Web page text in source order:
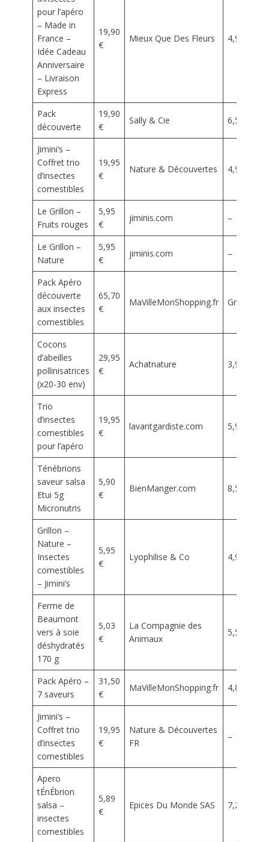
pour l’apéro
– Made in
France –
Idée Cadeau
Anniversaire
– Livraison
Express
19,90
€
Mieux Que Des Fleurs 4,90 €
Pack
découverte
19,90
€
Sally & Cie 6,50 €
Jimini’s –
Coffret trio
d’insectes
comestibles
19,95
€
Nature & Découvertes 4,99 €
Le Grillon –
Fruits rouges
5,95
€
jiminis.com –
Le Grillon –
Nature
5,95
€
jiminis.com –
Pack Apéro
découverte
aux insectes
comestibles
65,70
€
MaVilleMonShopping.fr Gratuit
Cocons
d’abeilles
pollinisatrices
(x20-30 env)
29,95
€
Achatnature 3,90 €
Trio
d’insectes
comestibles
pour l’apéro
19,95
€
lavantgardiste.com 5,95 €
Ténébrions
saveur salsa
Etui 5g
Micronutris
5,90
€
BienManger.com 8,50 €
Grillon –
Nature –
Insectes
comestibles
– Jimini’s
5,95
€
Lyophilise & Co 4,95 €
Ferme de
Beaumont
vers à soie
déshydratés
170 g
5,03
€
La Compagnie des
Animaux
5,59 €
Pack Apéro –
7 saveurs
31,50
€
MaVilleMonShopping.fr 4,82 €
Jimini’s –
Coffret trio
d’insectes
comestibles
19,95
€
Nature & Découvertes
FR
–
Apero
tÉnÉbrion
salsa –
insectes
comestibles
5,89
€
Epices Du Monde SAS 7,20 €